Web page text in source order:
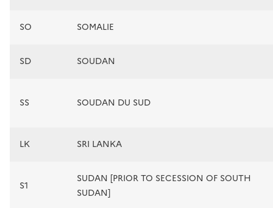
SO SOMALIE
SD SOUDAN
SS SOUDAN DU SUD
LK SRI LANKA
S1
SUDAN [PRIOR TO SECESSION OF SOUTH
SUDAN]